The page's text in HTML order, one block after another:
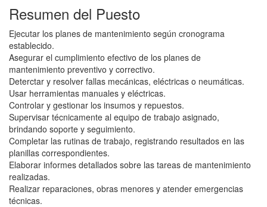
Resumen del Puesto
Ejecutar los planes de mantenimiento según cronograma
establecido.
Asegurar el cumplimiento efectivo de los planes de
mantenimiento preventivo y correctivo.
Deterctar y resolver fallas mecánicas, eléctricas o neumáticas.
Usar herramientas manuales y eléctricas.
Controlar y gestionar los insumos y repuestos.
Supervisar técnicamente al equipo de trabajo asignado,
brindando soporte y seguimiento.
Completar las rutinas de trabajo, registrando resultados en las
planillas correspondientes.
Elaborar informes detallados sobre las tareas de mantenimiento
realizadas.
Realizar reparaciones, obras menores y atender emergencias
técnicas.